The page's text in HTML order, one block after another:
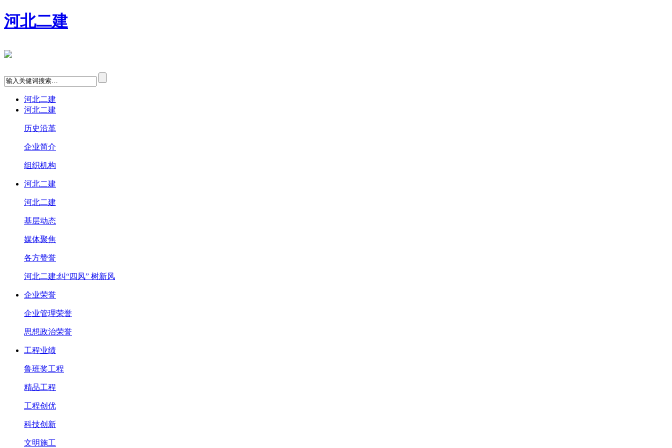
河北二建
河北二建
河北二建
历史沿革
企业简介
组织机构
河北二建
河北二建
基层动态
媒体聚焦
各方赞誉
河北二建:纠“四风” 树新风
企业荣誉
企业管理荣誉
思想政治荣誉
工程业绩
鲁班奖工程
精品工程
工程创优
科技创新
文明施工